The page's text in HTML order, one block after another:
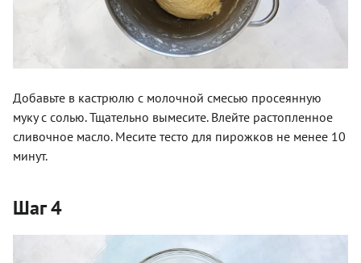
Добавьте в кастрюлю с молочной смесью просеянную
муку с солью. Тщательно вымесите. Влейте растопленное
сливочное масло. Месите тесто для пирожков не менее 10
минут.
Шаг 4